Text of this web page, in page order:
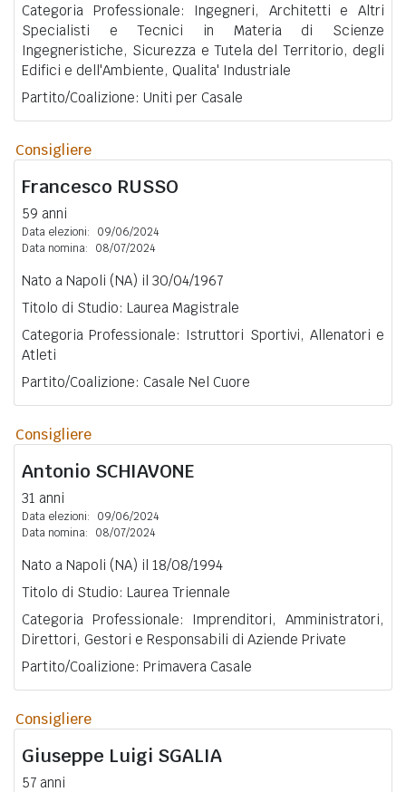
Categoria Professionale: Ingegneri, Architetti e Altri
Specialisti e Tecnici in Materia di Scienze
Ingegneristiche, Sicurezza e Tutela del Territorio, degli
Edifici e dell'Ambiente, Qualita' Industriale
Partito/Coalizione: Uniti per Casale
Consigliere
Francesco RUSSO
59 anni
Data elezioni:
09/06/2024
Data nomina:
08/07/2024
Nato a Napoli (NA) il 30/04/1967
Titolo di Studio: Laurea Magistrale
Categoria Professionale: Istruttori Sportivi, Allenatori e
Atleti
Partito/Coalizione: Casale Nel Cuore
Consigliere
Antonio SCHIAVONE
31 anni
Data elezioni:
09/06/2024
Data nomina:
08/07/2024
Nato a Napoli (NA) il 18/08/1994
Titolo di Studio: Laurea Triennale
Categoria Professionale: Imprenditori, Amministratori,
Direttori, Gestori e Responsabili di Aziende Private
Partito/Coalizione: Primavera Casale
Consigliere
Giuseppe Luigi SGALIA
57 anni